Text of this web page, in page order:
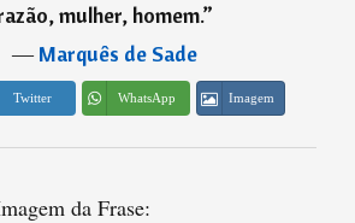
mulher, homem.”
―Marquês de Sade
Twitter WhatsApp Imagem
da Frase: